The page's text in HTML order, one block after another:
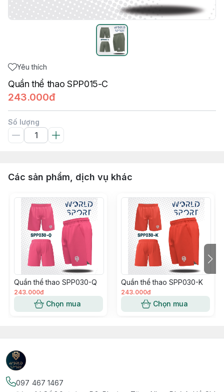
Yêu thích
Quần thể thao SPP015-C
243.000đ
Số lượng
Các sản phẩm, dịch vụ khác
Quần thể thao SPP030-Q
243.000đ
Chọn mua
Quần thể thao SPP030-K
243.000đ
Chọn mua
097 467 1467